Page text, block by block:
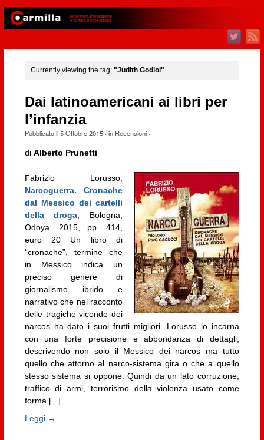
Currently viewing the tag: "Judith Godiol"
Dai latinoamericani ai libri per
l’infanzia
Pubblicato il5 Ottobre 2015· in Recensioni·
di Alberto Prunetti
Fabrizio Lorusso,
Narcoguerra. Cronache
dal Messico dei cartelli
della droga, Bologna,
Odoya, 2015, pp. 414,
euro 20 Un libro di
“cronache”, termine che
in Messico indica un
preciso genere di
giornalismo ibrido e
narrativo che nel racconto
delle tragiche vicende dei
narcos ha dato i suoi frutti migliori. Lorusso lo incarna
con una forte precisione e abbondanza di dettagli,
descrivendo non solo il Messico dei narcos ma tutto
quello che attorno al narco-sistema gira o che a quello
stesso sistema si oppone. Quindi da un lato corruzione,
traffico di armi, terrorismo della violenza usato come
forma [...]
Leggi →